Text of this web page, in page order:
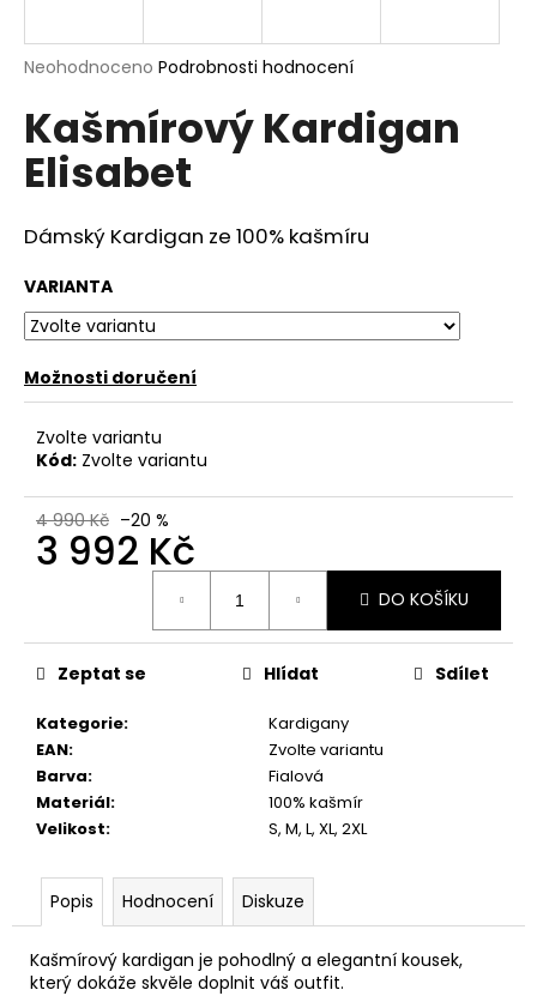
Průměrné
produktu
je
0,0
hvězdiček.
Neohodnoceno Podrobnosti hodnocení
Kašmírový Kardigan
Elisabet
Dámský Kardigan ze 100% kašmíru
VARIANTA
Možnosti doručení
Zvolte variantu
Kód: Zvolte variantu
4 990 Kč –20 %
3 992 Kč
DO KOŠÍKU
Kategorie:
Kardigany
EAN:
Zvolte variantu
Barva:
Fialová
Materiál:
100% kašmír
Velikost: S, M, L, XL, 2XL
Zeptat se Hlídat Sdílet
Popis Hodnocení Diskuze
Kašmírový kardigan je pohodlný a elegantní kousek,
který dokáže skvěle doplnit váš outfit.
j
t
?
D
o
p
o
r
u
u
m
e